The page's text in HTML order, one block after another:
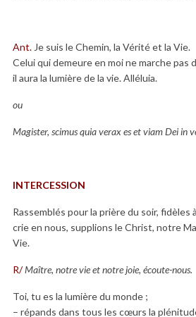
Ant. Je suis le Chemin, la Vérité et la Vie.
Celui qui demeure en moi ne marche pas
il aura la lumière de la vie. Alléluia.
ou
Magister, scimus quia verax es et viam Dei in
INTERCESSION
Rassemblés pour la prière du soir, fidèles
crie en nous, supplions le Christ, notre
Vie.
R/Maître, notre vie et notre joie, écoute-nous.
Toi, tu es la lumière du monde ;
– répands dans tous les cœurs la